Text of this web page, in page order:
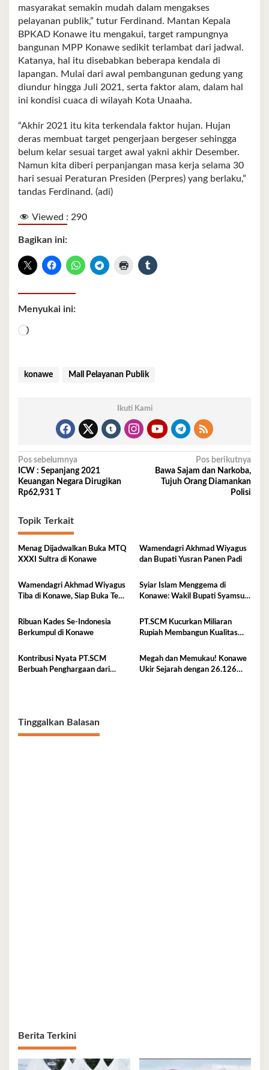
masyarakat semakin mudah dalam mengakses
pelayanan publik,” tutur Ferdinand. Mantan Kepala
BPKAD Konawe itu mengakui, target rampungnya
bangunan MPP Konawe sedikit terlambat dari jadwal.
Katanya, hal itu disebabkan beberapa kendala di
lapangan. Mulai dari awal pembangunan gedung yang
diundur hingga Juli 2021, serta faktor alam, dalam hal
ini kondisi cuaca di wilayah Kota Unaaha.
“Akhir 2021 itu kita terkendala faktor hujan. Hujan
deras membuat target pengerjaan bergeser sehingga
belum kelar sesuai target awal yakni akhir Desember.
Namun kita diberi perpanjangan masa kerja selama 30
hari sesuai Peraturan Presiden (Perpres) yang berlaku,”
tandas Ferdinand. (adi)
Viewed : 290
Bagikan ini:
Menyukai ini:
Memuat...
konawe Mall Pelayanan Publik
Ikuti Kami
Navigasi
pos
Pos sebelumnya
ICW : Sepanjang 2021
Keuangan Negara Dirugikan
Rp62,931 T
Pos berikutnya
Bawa Sajam dan Narkoba,
Tujuh Orang Diamankan
Polisi
Topik Terkait
Menag Dijadwalkan Buka MTQ
XXXI Sultra di Konawe
Wamendagri Akhmad Wiyagus
dan Bupati Yusran Panen Padi
Wamendagri Akhmad Wiyagus
Tiba di Konawe, Siap Buka Temu
Syiar Islam Menggema di
Konawe: Wakil Bupati Syamsul
XXXI Sultra 2026
Ribuan Kades Se-Indonesia
Berkumpul di Konawe
PT.SCM Kucurkan Miliaran
Rupiah Membangun Kualitas
Kontribusi Nyata PT.SCM
Berbuah Penghargaan dari
Megah dan Memukau! Konawe
Ukir Sejarah dengan 26.126
Tinggalkan Balasan
Berita Terkini